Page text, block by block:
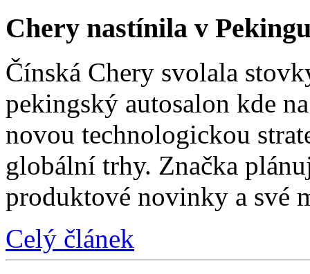
Chery nastínila v
Čínská Chery svolala
pekingský autosalon kde
novou technologickou
globální trhy. Značka
produktové novinky a své
Celý článek